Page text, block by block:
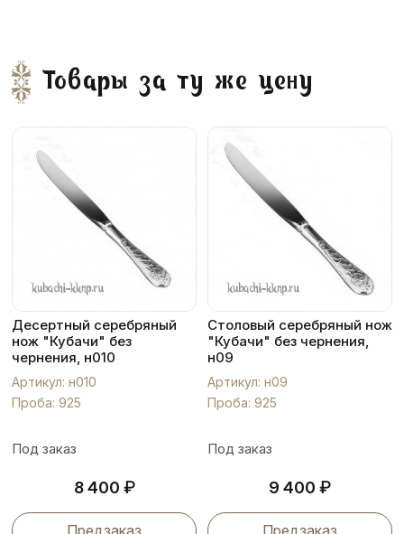
Товары за ту же цену
Десертный серебряный
нож "Кубачи" без
чернения, н010
Артикул: н010
Проба: 925
Под заказ
8 400 ₽
Предзаказ
Столовый серебряный нож
"Кубачи" без чернения,
н09
Артикул: н09
Проба: 925
Под заказ
9 400 ₽
Предзаказ